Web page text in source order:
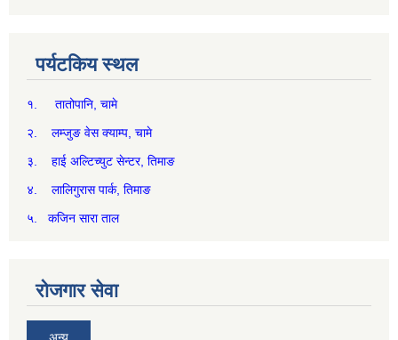
पर्यटकिय स्थल
१. तातोपानि, चामे
२. लम्जुङ वेस क्याम्प, चामे
३. हाई अल्टिच्युट सेन्टर, तिमाङ
४. लालिगुरास पार्क, तिमाङ
५. कजिन सारा ताल
रोजगार सेवा